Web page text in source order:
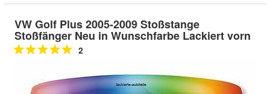
VW Golf Plus 2005-2009 Stoßstange
Stoßfänger Neu in Wunschfarbe Lackiert vorn
2